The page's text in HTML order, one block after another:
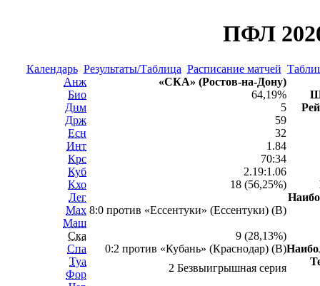
ПФЛ
Календарь Результаты/Таблица Расписание матчей
Анж
Био
Днм
Држ
Есн
Инт
Крс
Куб
Кхо
Лег
Мах
Маш
Ска
Спа
Туа
Фор
«СКА» (Ростов-на-Дону)
64,19%
5
59
32
1.84
70:34
2.19:1.06
18 (56,25%)
8:0 против «Ессентуки» (Ессентуки) (В)
9 (28,13%)
0:2 против «Кубань» (Краснодар) (В)
2 Безвыигрышная серия